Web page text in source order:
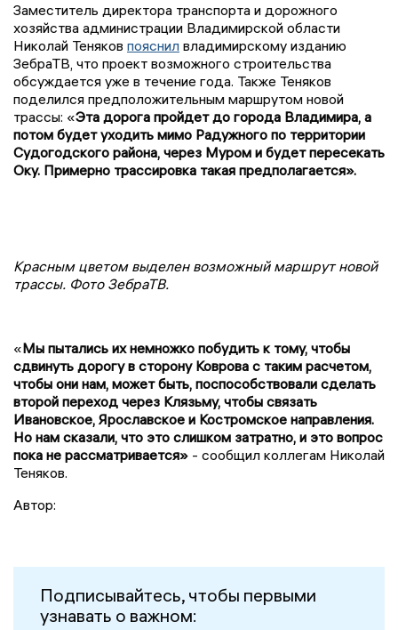
Заместитель директора транспорта и дорожного
хозяйства администрации Владимирской области
Николай Теняков пояснил владимирскому изданию
ЗебраТВ, что проект возможного строительства
обсуждается уже в течение года. Также Теняков
поделился предположительным маршрутом новой
трассы: «Эта дорога пройдет до города Владимира, а
потом будет уходить мимо Радужного по территории
Судогодского района, через Муром и будет пересекать
Оку. Примерно трассировка такая предполагается».
Красным цветом выделен возможный маршрут новой
трассы. Фото ЗебраТВ.
«Мы пытались их немножко побудить к тому, чтобы
сдвинуть дорогу в сторону Коврова с таким расчетом,
чтобы они нам, может быть, поспособствовали сделать
второй переход через Клязьму, чтобы связать
Ивановское, Ярославское и Костромское направления.
Но нам сказали, что это слишком затратно, и это вопрос
пока не рассматривается» - сообщил коллегам Николай
Теняков.
Автор:
Подписывайтесь, чтобы первыми
узнавать о важном: